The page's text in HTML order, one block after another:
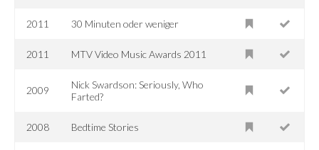
2011 30 Minuten oder weniger
2011 MTV Video Music Awards 2011
2009
Nick Swardson: Seriously, Who
Farted?
2008 Bedtime Stories